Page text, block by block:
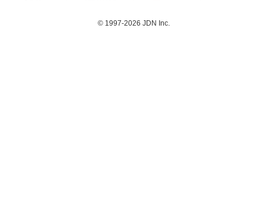
© 1997-2026 JDN Inc.